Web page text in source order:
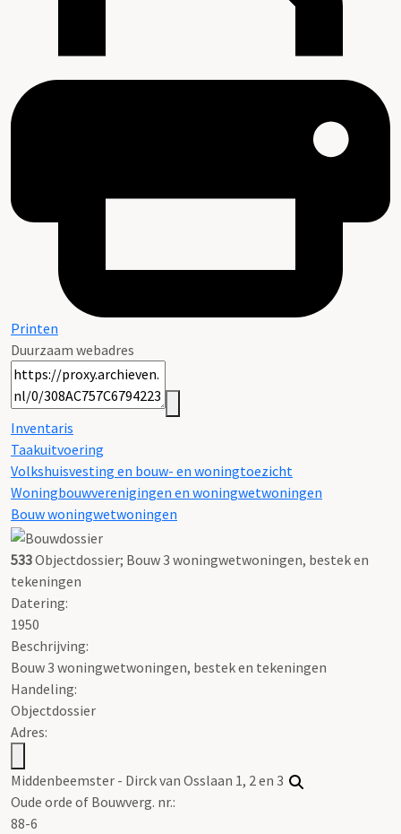
Printen
Duurzaam webadres
Inventaris
Taakuitvoering
Volkshuisvesting en bouw- en woningtoezicht
Woningbouwverenigingen en woningwetwoningen
Bouw woningwetwoningen
533Objectdossier; Bouw 3 woningwetwoningen, bestek en
tekeningen
Datering:
1950
Beschrijving:
Bouw 3 woningwetwoningen, bestek en tekeningen
Handeling:
Objectdossier
Adres:
Middenbeemster - Dirck van Osslaan 1, 2 en 3
Oude orde of Bouwverg. nr.:
88-6